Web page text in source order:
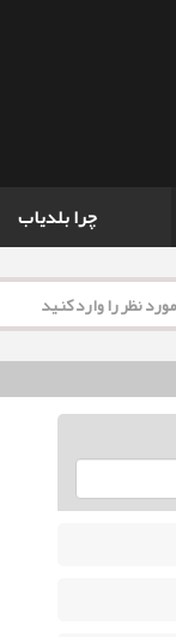
چرا بلدیاب